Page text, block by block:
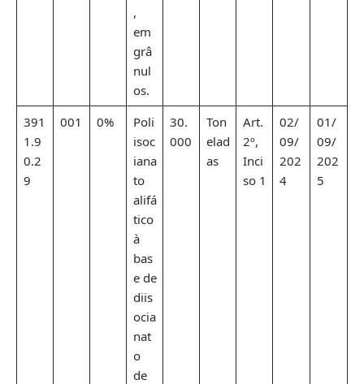
,
em
grâ
nul
os.
391
1.9
0.2
9
001 0%
Poli
isoc
iana
to
alifá
tico
à
bas
e de
diis
ocia
nat
o
de
30.
000
Ton
elad
as
Art.
2º,
Inci
so 1
02/
09/
202
4
01/
09/
202
5